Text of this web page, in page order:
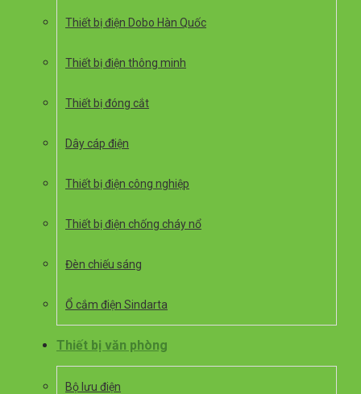
Thiết bị điện Dobo Hàn Quốc
Thiết bị điện thông minh
Thiết bị đóng cắt
Dây cáp điện
Thiết bị điện công nghiệp
Thiết bị điện chống cháy nổ
Đèn chiếu sáng
Ổ cắm điện Sindarta
Thiết bị văn phòng
Bộ lưu điện